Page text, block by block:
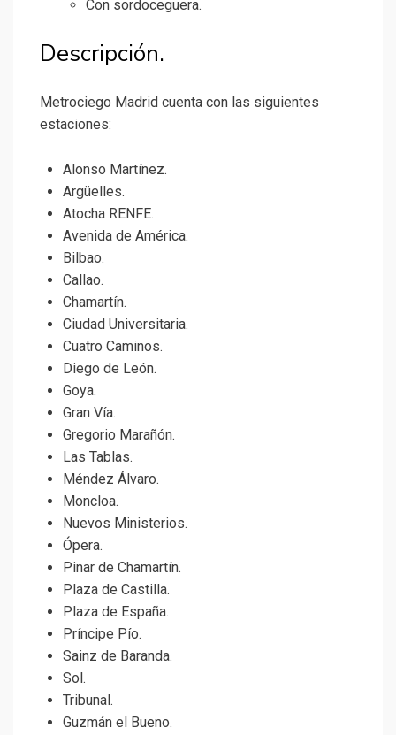
Con sordoceguera.
Descripción.
Metrociego Madrid cuenta con las siguientes
estaciones:
Alonso Martínez.
Argüelles.
Atocha RENFE.
Avenida de América.
Bilbao.
Callao.
Chamartín.
Ciudad Universitaria.
Cuatro Caminos.
Diego de León.
Goya.
Gran Vía.
Gregorio Marañón.
Las Tablas.
Méndez Álvaro.
Moncloa.
Nuevos Ministerios.
Ópera.
Pinar de Chamartín.
Plaza de Castilla.
Plaza de España.
Príncipe Pío.
Sainz de Baranda.
Sol.
Tribunal.
Guzmán el Bueno.